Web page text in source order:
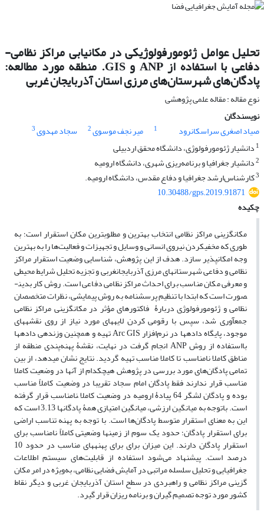
تحلیل عوامل ژئومورفولوژیکی در مکانیابی مراکز نظامی-
دفاعی با استفاده از ANP و GIS. منطقه مورد مطالعه:
پادگان‌های شهرستان‌های مرزی استان آذربایجان غربی
نوع مقاله : مقاله علمی پژوهشی
نویسندگان
صیاد اصغری سراسکانرود
1 میر نجف موسوی2 سجاد مهدوی3
1 دانشیار ژئومورفولوژی، دانشگاه محقق اردبیلی
2دانشیار جغرافیا و برنامه‌ریزی شهری، دانشگاه ارومیه
3کارشناس‌ارشد جغرافیا و دفاع مقدس، دانشگاه ارومیه.
10.30488/gps.2019.91871
چکیده
مکان­گزینی مراکز نظامی انتخاب بهترین و مطلوب­ترین مکان استقرار است؛ به
طوری که مخفی­کردن نیروی انسانی و وسایل و تجهیزات و فعالیت‌ها را به بهترین
وجه امکان­پذیر سازد. هدف از این پژوهش، شناسایی وضعیت استقرار مراکز
نظامی و دفاعی شهرستان­های مرزی آذربایجان­غربی و تجزیه تحلیل شرایط محیطی
و معرفی مکان مناسب برای احداث مراکز نظامی دفاعی است. روش کار بدین­
صورت است که ابتدا با تنظیم پرسش­نامه به روش پیمایشی، نظرات متخصصان
نظامی و ژئومورفولوژی دربارۀ فاکتورهای مؤثر در مکان­گزینی مراکز نظامی
جمع­آوری شد، سپس با رقومی کردن لایه­های مورد نیاز از روی نقشه­های
موجود، پایگاه داده­ها در نرم‌افزار Arc GIS تهیه و همچنین وزن­دهی داده­ها
بااستفاده از روش ANP انجام گرفت در نهایت، نقشۀ پهنه‌پندی منطقه از
مناطق کاملا نامناسب تا کاملا مناسب تهیه گردید. نتایج نشان می­دهد، از بین
تمامی پادگان‌های مورد بررسی در پژوهش هیچ­کدام از آنها در وضعیت کاملا
مناسب قرار ندارند فقط پادگان امام سجاد تقریبا در وضعیت کاملاً مناسب
بوده و پادگان لشگر 64 پیادۀ ارومیه در وضعیت کاملا ًنامناسب قرار گرفته
است. باتوجه به میانگین ارزشی، میانگین امتیازی همۀ پادگان­ها 3.13 است که
این به معنای استقرار متوسط پادگان‌ها است. با توجه به پهنه­ تناسب اراضی
برای استقرار پادگان؛ حدود یک سوم از زمین­ها وضعیتی کاملاً نامناسب برای
استقرار پادگان دارند. این میزان برای برای پهنه­های مناسب در حدود 10
درصد است. پیشنهاد می‌شود استفاده از قابلیت‌های سیستم اطلاعات
جغرافیایی و تحلیل سلسله مراتبی در آمایش فضایی نظامی، به‌ویژه در امر مکان
گزینی مراکز نظامی و راهبردی در سطح استان آذربایجان غربی و دیگر نقاط
کشور مورد توجه تصمیم گیران و برنامه ریزان قرار گیرد.